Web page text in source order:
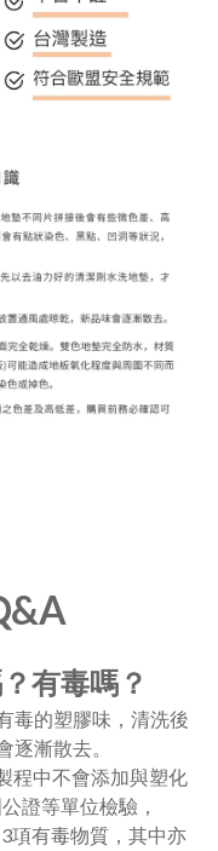
有毒嗎？
毒的塑膠味，清洗後
逐漸散去。
程中不會添加與塑化
證等單位檢驗，
項有毒物質，其中亦